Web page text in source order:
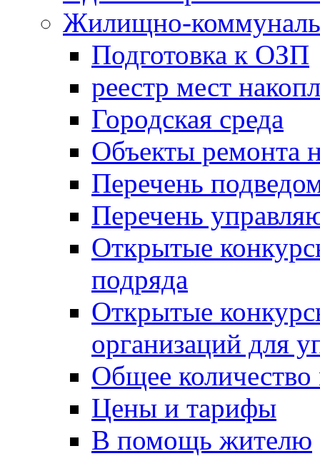
Жилищно-
Подготовка к ОЗП
реестр мест
Городская среда
Объекты ремонта
Перечень
Перечень
Открытые
подряда
Открытые
организаций для
Общее
Цены и тарифы
В помощь жителю